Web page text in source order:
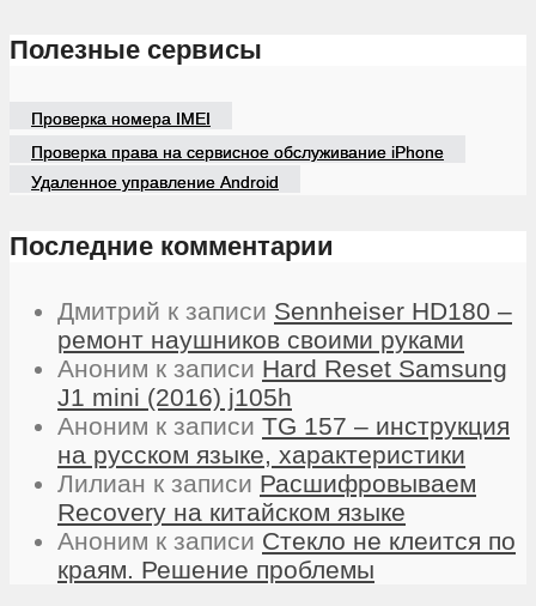
Полезные сервисы
Проверка номера IMEI
Проверка права на сервисное обслуживание iPhone
Удаленное управление Android
Последние комментарии
Дмитрий к записи Sennheiser HD180 –
ремонт наушников своими руками
Аноним к записи Hard Reset Samsung
J1 mini (2016) j105h
Аноним к записи TG 157 – инструкция
на русском языке, характеристики
Лилиан к записи Расшифровываем
Recovery на китайском языке
Аноним к записи Стекло не клеится по
краям. Решение проблемы